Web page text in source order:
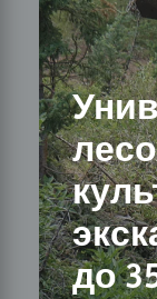
до